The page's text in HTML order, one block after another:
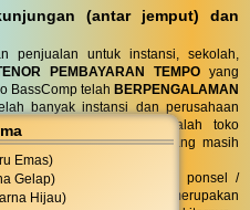
Emas)
Gelap)
Hijau)
(antar jemput) dan
penjualan untuk instansi, sekolah,
PEMBAYARAN TEMPO yang
BassComp telah BERPENGALAMAN
banyak instansi dan perusahaan
kami. BassComp adalah toko
TERTUAasli cilacap yang masih
komputer, laptop, ponsel /
anda. Bass Comp merupakan